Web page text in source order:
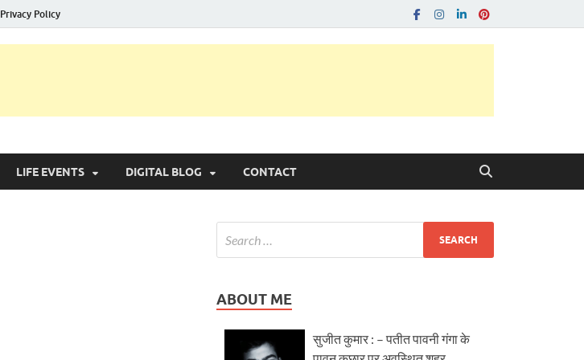
Privacy Policy
LIFE EVENTS DIGITAL BLOG CONTACT
ABOUT ME
सुजीत कुमार : – पतीत पावनी गंगा के